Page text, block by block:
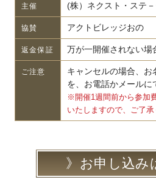
主催 (株）ネクスト・ステ
協賛 アクトビレッジおの
返金保証 万が一開催されない場
ご注意
キャンセルの場合、お
を、お電話かメールに
※開催1週間前から参加
いたしますので、ご了承
お申し込み